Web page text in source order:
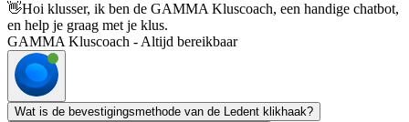
👋Hoi klusser, ik ben de GAMMA Kluscoach, een handige chatbot,
en help je graag met je klus.
GAMMA Kluscoach - Altijd bereikbaar
Wat is de bevestigingsmethode van de Ledent klikhaak?